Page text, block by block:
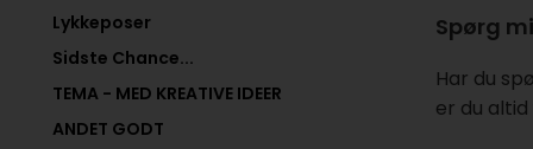
Lykkeposer
Sidste Chance...
TEMA - MED KREATIVE IDEER
ANDET GODT
Spørg
Har du
er du altid